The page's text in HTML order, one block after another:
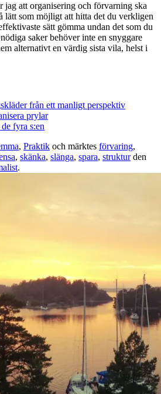
jag att organisering och förvarning ska
lätt som möjligt att hitta det du verkligen
sätt gömma undan det som du
saker behöver inte en snyggare
alternativt en värdig sista vila, helst i
från ett manligt perspektiv
prylar
fyra s:en
, Praktik och märktes förvaring,
, skänka, slänga, spara, strukturden
.